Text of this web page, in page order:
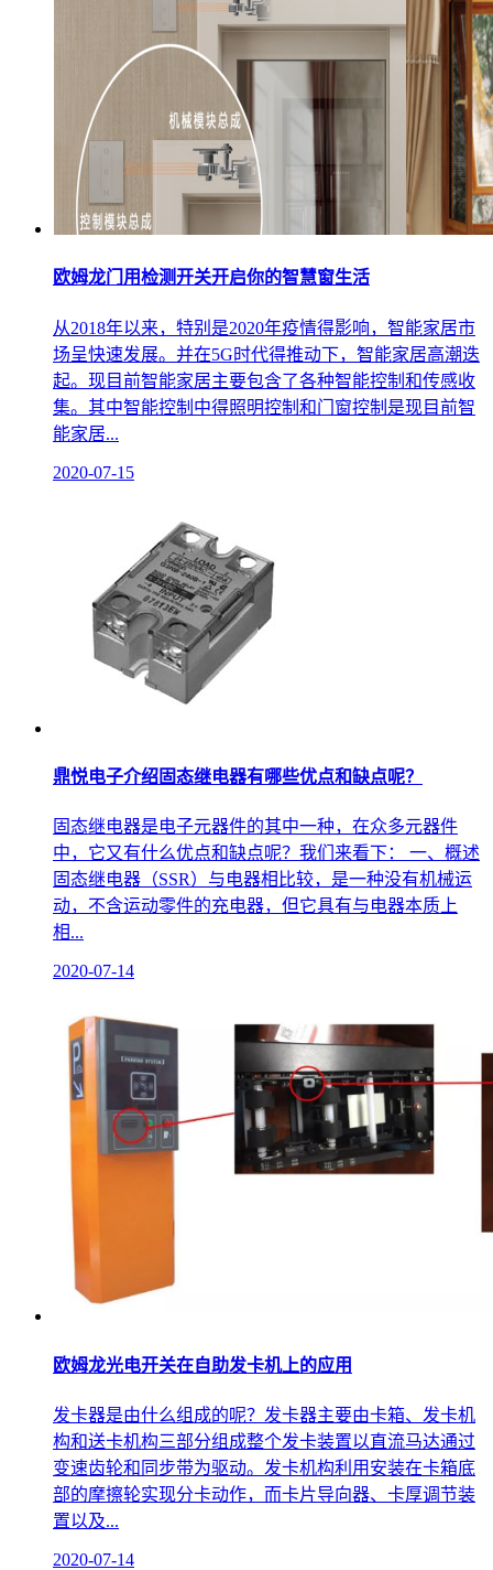
欧姆龙门用检测开关开启你的智慧窗生活
从2018年以来，特别是2020年疫情得影响，智能家居市
场呈快速发展。并在5G时代得推动下，智能家居高潮迭
起。现目前智能家居主要包含了各种智能控制和传感收
集。其中智能控制中得照明控制和门窗控制是现目前智
能家居...
2020-07-15
鼎悦电子介绍固态继电器有哪些优点和缺点呢？
固态继电器是电子元器件的其中一种，在众多元器件
中，它又有什么优点和缺点呢？我们来看下： 一、概述
固态继电器（SSR）与电器相比较，是一种没有机械运
动，不含运动零件的充电器，但它具有与电器本质上
相...
2020-07-14
欧姆龙光电开关在自助发卡机上的应用
发卡器是由什么组成的呢？发卡器主要由卡箱、发卡机
构和送卡机构三部分组成整个发卡装置以直流马达通过
变速齿轮和同步带为驱动。发卡机构利用安装在卡箱底
部的摩擦轮实现分卡动作，而卡片导向器、卡厚调节装
置以及...
2020-07-14